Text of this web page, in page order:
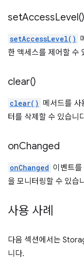
setAccessLevel()
setAccessLevel()
한 액세스를 제어할 수
clear()
clear() 메서드를 사
터를 삭제할 수 있습니
onChanged
onChanged 이벤트를
을 모니터링할 수 있습
사용 사례
다음 섹션에서는
니다.